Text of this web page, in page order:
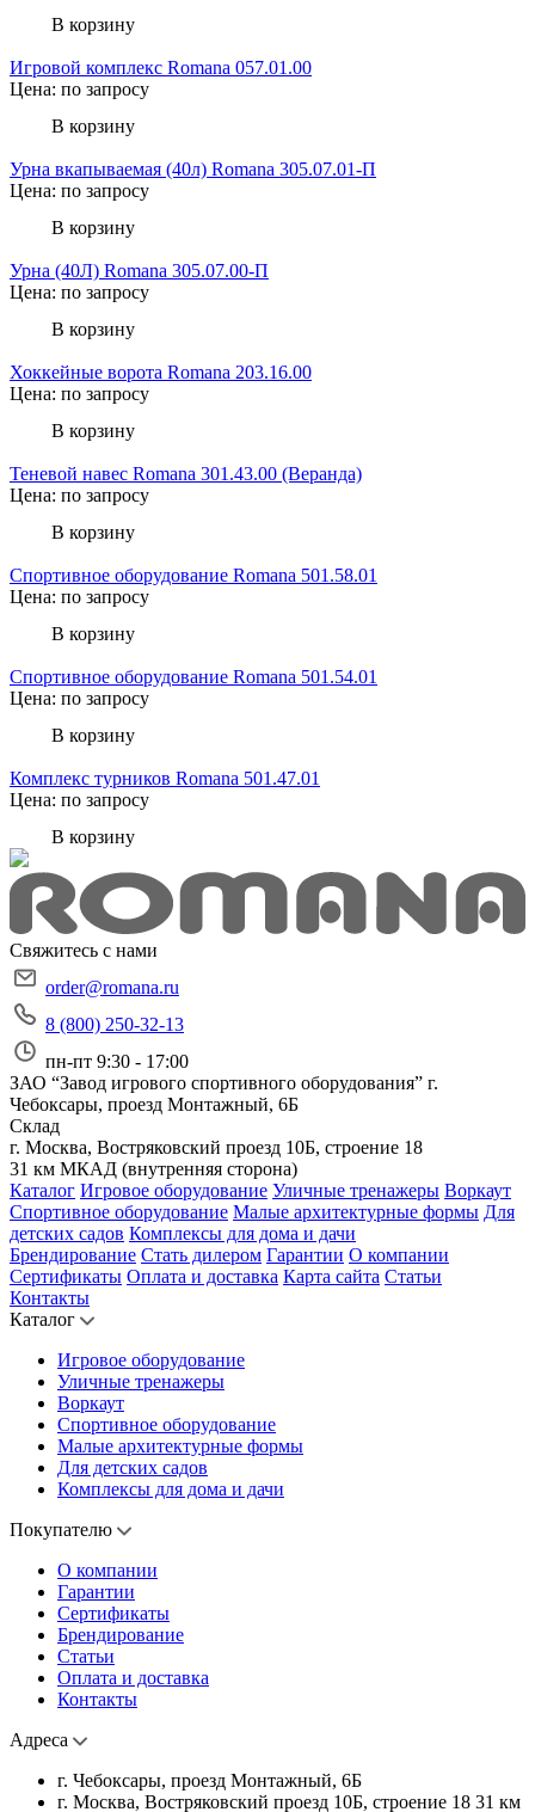
В корзину
Игровой комплекс Romana 057.01.00
Цена: по запросу
В корзину
Урна вкапываемая (40л) Romana 305.07.01-П
Цена: по запросу
В корзину
Урна (40Л) Romana 305.07.00-П
Цена: по запросу
В корзину
Хоккейные ворота Romana 203.16.00
Цена: по запросу
В корзину
Теневой навес Romana 301.43.00 (Веранда)
Цена: по запросу
В корзину
Спортивное оборудование Romana 501.58.01
Цена: по запросу
В корзину
Спортивное оборудование Romana 501.54.01
Цена: по запросу
В корзину
Комплекс турников Romana 501.47.01
Цена: по запросу
В корзину
Свяжитесь с нами
order@romana.ru
8 (800) 250-32-13
пн-пт 9:30 - 17:00
ЗАО “Завод игрового спортивного оборудования” г.
Чебоксары, проезд Монтажный, 6Б
Склад
г. Москва, Востряковский проезд 10Б, строение 18
31 км МКАД (внутренняя сторона)
Каталог Игровое оборудование Уличные тренажеры Воркаут
Спортивное оборудование Малые архитектурные формы Для
детских садов Комплексы для дома и дачи
Брендирование Стать дилером Гарантии О компании
Сертификаты Оплата и доставка Карта сайта Статьи
Контакты
Каталог
Игровое оборудование
Уличные тренажеры
Воркаут
Спортивное оборудование
Малые архитектурные формы
Для детских садов
Комплексы для дома и дачи
Покупателю
О компании
Гарантии
Сертификаты
Брендирование
Статьи
Оплата и доставка
Контакты
Адреса
г. Чебоксары, проезд Монтажный, 6Б
г. Москва, Востряковский проезд 10Б, строение 18 31 км